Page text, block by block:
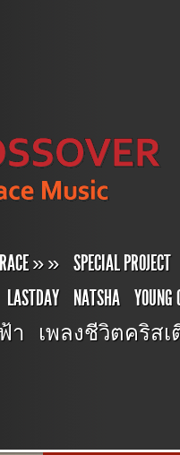
»» SPECIAL PROJECT
LASTDAY NATSHA YOUNG
า เพลงชีวิตคริสเตียน